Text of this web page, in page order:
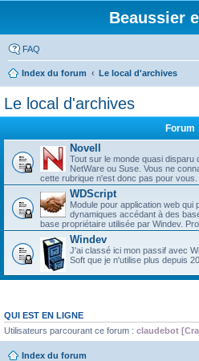
Beaussier
FAQ
Index du forum Le local d'archives
Le local d'archives
Forum
Novell
Tout sur le monde quasi disparu
NetWare ou Suse. Vous ne
cette rubrique n'est donc pas pour vous.
WDScript
Module pour application web qui
dynamiques accédant à des
base propriétaire utilisée par Windev.
Windev
J'ai classé ici mon passif avec
Soft que je n'utilise plus depuis
QUI EST EN LIGNE
Utilisateurs parcourant ce forum : claudebot
Index du forum